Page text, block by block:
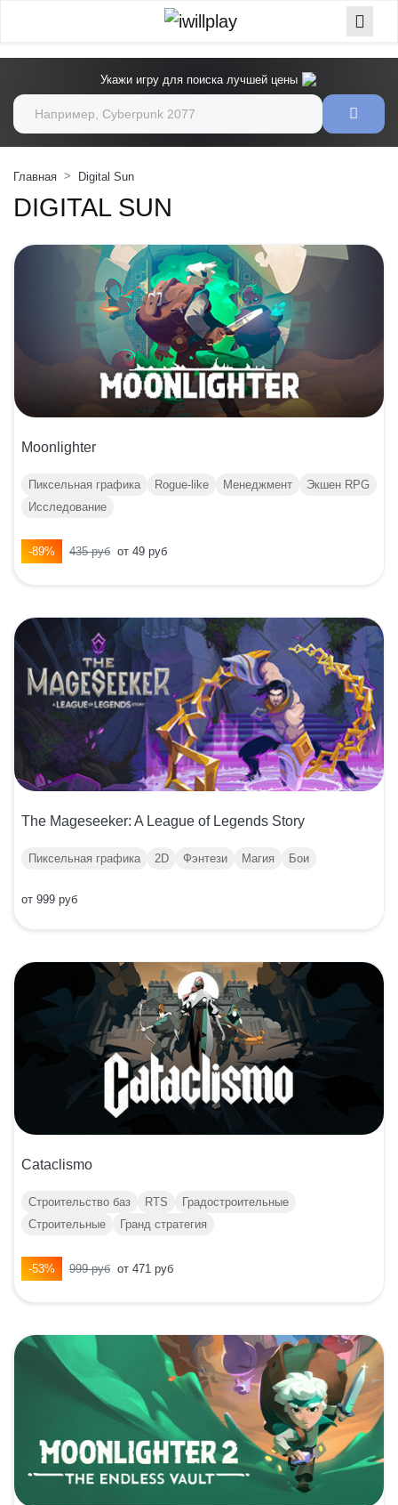
Укажи игру для поиска лучшей цены
Главная Digital Sun
DIGITAL SUN
Moonlighter
Пиксельная графика Rogue-like Менеджмент
Экшен RPG
Исследование
-89% 435 руб от 49 руб
The Mageseeker: A League of Legends Story
Пиксельная графика 2D Фэнтези Магия Бои
от 999 руб
Cataclismo
Строительство баз RTS
Градостроительные
Строительные
Гранд стратегия
-53% 999 руб от 471 руб